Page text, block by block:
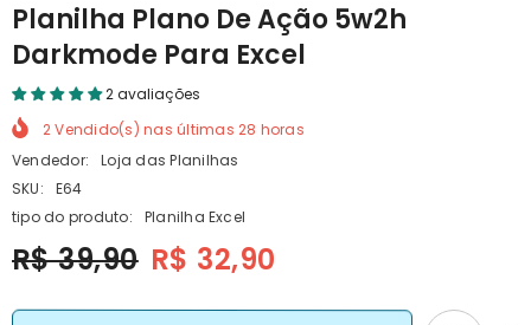
Planilha Plano De Ação 5w2h
Darkmode Para Excel
2 avaliações
2Vendido(s) nas últimas28 horas
Vendedor:
Loja das Planilhas
SKU:
E64
tipo do produto:
Planilha Excel
R$ 39,90 R$ 32,90